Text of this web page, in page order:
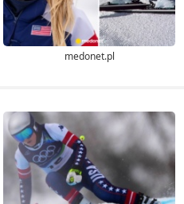
medonet.pl